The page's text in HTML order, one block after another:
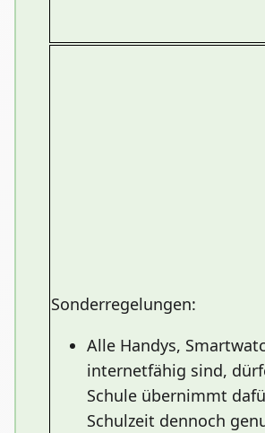
Sonderregelungen:
Alle Handys,
internetfähig sind,
Schule übernimmt
Schulzeit dennoch